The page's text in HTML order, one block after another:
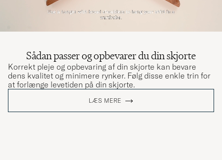
Sådan passer og opbevarer du din skjorte
Korrekt pleje og opbevaring af din skjorte kan bevare
dens kvalitet og minimere rynker. Følg disse enkle trin for
at forlænge levetiden på din skjorte.
LÆS MERE